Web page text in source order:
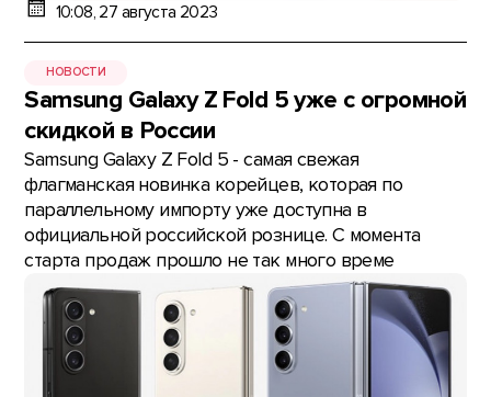
10:08, 27 августа 2023
НОВОСТИ
Samsung Galaxy Z Fold 5 уже с огромной
скидкой в России
Samsung Galaxy Z Fold 5 - самая свежая
флагманская новинка корейцев, которая по
параллельному импорту уже доступна в
официальной российской рознице. С момента
старта продаж прошло не так много време